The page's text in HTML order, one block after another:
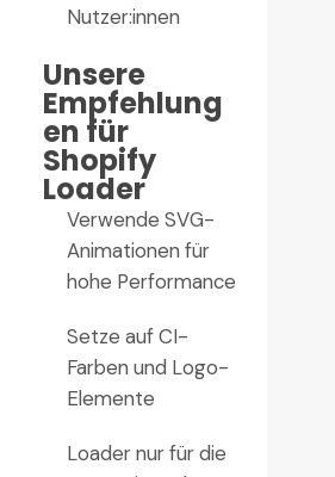
Nutzer:innen
Unsere
Empfehlung
en für
Shopify
Loader
Verwende SVG-
Animationen für
hohe Performance
Setze auf CI-
Farben und Logo-
Elemente
Loader nur für die